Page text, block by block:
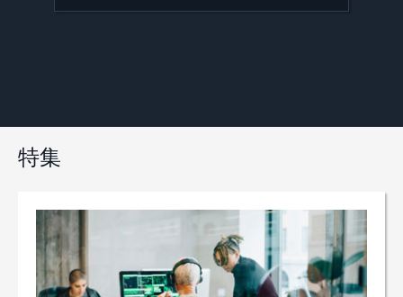
特集